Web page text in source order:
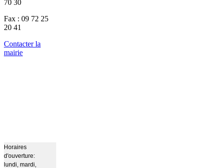
70 30
Fax : 09 72 25
20 41
Contacter la
mairie
Horaires
d'ouverture:
lundi, mardi,